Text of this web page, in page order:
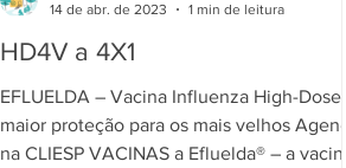
HD4V a 4X1
EFLUELDA – Vacina Influenza High-Dose:
maior proteção para os mais velhos Agende
na CLIESP VACINAS a Efluelda® – a vacina
14 de abr. de 2023
1 min de leitura